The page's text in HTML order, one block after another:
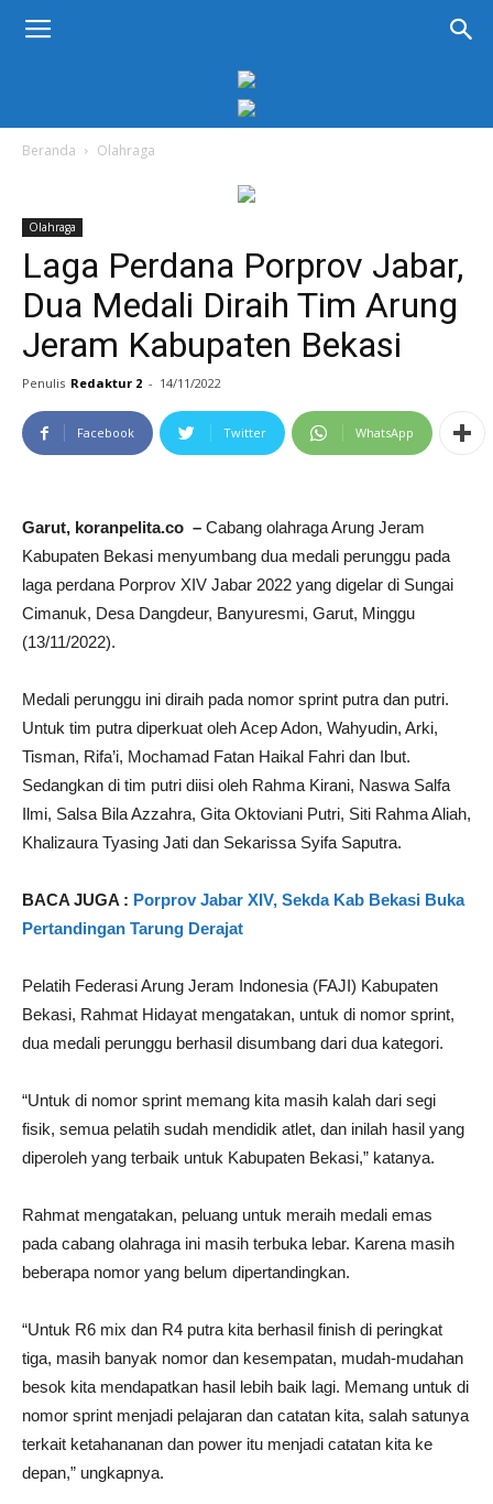
KORAN
Beranda Olahraga
Olahraga
Laga Perdana Porprov Jabar,
Dua Medali Diraih Tim Arung
Jeram Kabupaten Bekasi
Penulis Redaktur 2 - 14/11/2022
Facebook Twitter WhatsApp
Garut, koranpelita.co – Cabang olahraga Arung Jeram
Kabupaten Bekasi menyumbang dua medali perunggu pada
laga perdana Porprov XIV Jabar 2022 yang digelar di Sungai
Cimanuk, Desa Dangdeur, Banyuresmi, Garut, Minggu
(13/11/2022).
Medali perunggu ini diraih pada nomor sprint putra dan putri.
Untuk tim putra diperkuat oleh Acep Adon, Wahyudin, Arki,
Tisman, Rifa’i, Mochamad Fatan Haikal Fahri dan Ibut.
Sedangkan di tim putri diisi oleh Rahma Kirani, Naswa Salfa
Ilmi, Salsa Bila Azzahra, Gita Oktoviani Putri, Siti Rahma Aliah,
Khalizaura Tyasing Jati dan Sekarissa Syifa Saputra.
BACA JUGA : Porprov Jabar XIV, Sekda Kab Bekasi Buka
Pertandingan Tarung Derajat
Pelatih Federasi Arung Jeram Indonesia (FAJI) Kabupaten
Bekasi, Rahmat Hidayat mengatakan, untuk di nomor sprint,
dua medali perunggu berhasil disumbang dari dua kategori.
“Untuk di nomor sprint memang kita masih kalah dari segi
fisik, semua pelatih sudah mendidik atlet, dan inilah hasil yang
diperoleh yang terbaik untuk Kabupaten Bekasi,” katanya.
Rahmat mengatakan, peluang untuk meraih medali emas
pada cabang olahraga ini masih terbuka lebar. Karena masih
beberapa nomor yang belum dipertandingkan.
“Untuk R6 mix dan R4 putra kita berhasil finish di peringkat
tiga, masih banyak nomor dan kesempatan, mudah-mudahan
besok kita mendapatkan hasil lebih baik lagi. Memang untuk di
nomor sprint menjadi pelajaran dan catatan kita, salah satunya
terkait ketahananan dan power itu menjadi catatan kita ke
depan,” ungkapnya.